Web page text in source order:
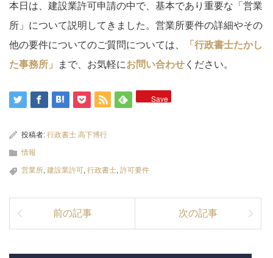
本日は、建設業許可申請の中で、基本であり重要な「営業
所」について説明してきました。営業所要件の詳細やその
他の要件についてのご質問については、
「行政書士たかし
た事務所」
まで、お気軽にお問い合わせ ください。
Save
投稿者: 行政書士 高下博行
情報
営業所, 建設業許可, 行政書士, 許可要件
前の記事 次の記事